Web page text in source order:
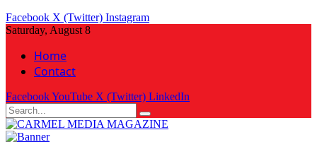
Facebook X (Twitter) Instagram
Saturday, August 8
Home
Contact
FacebookYouTube X (Twitter) LinkedIn